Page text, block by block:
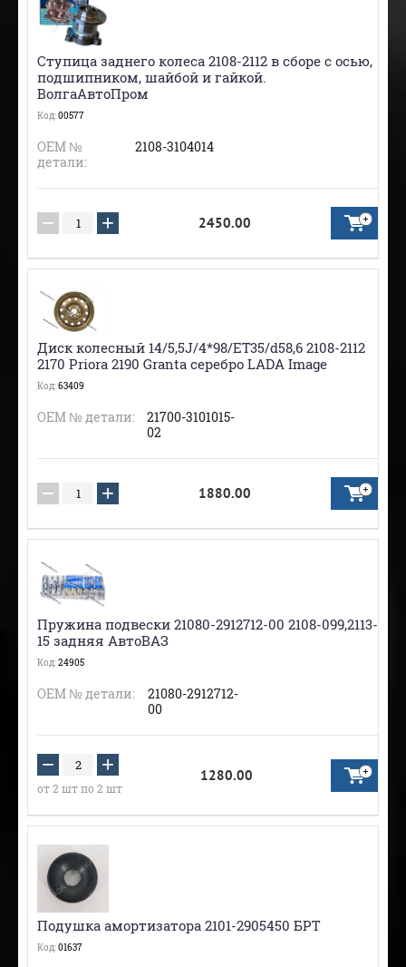
Ступица заднего колеса 2108-2112 в сборе с осью,
подшипником, шайбой и гайкой.
ВолгаАвтоПром
Код:00577
ОЕМ №
детали:
2108-3104014
− + 2450.00
Диск колесный 14/5,5J/4*98/ЕТ35/d58,6 2108-2112
2170 Priora 2190 Granta серебро LADA Image
Код:63409
ОЕМ № детали:
21700-3101015-
02
− + 1880.00
Пружина подвески 21080-2912712-00 2108-099,2113-
15 задняя АвтоВАЗ
Код:24905
ОЕМ № детали:
21080-2912712-
00
− +
от 2 шт по 2 шт
1280.00
Подушка амортизатора 2101-2905450 БРТ
Код:01637